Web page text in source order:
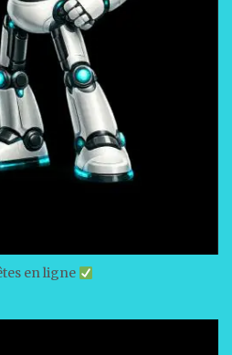
en ligne